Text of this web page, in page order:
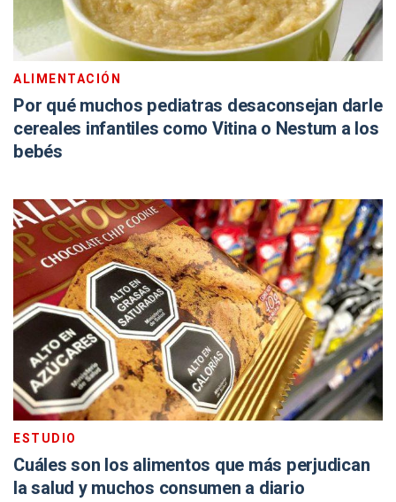
ALIMENTACIÓN
Por qué muchos pediatras desaconsejan darle
cereales infantiles como Vitina o Nestum a los
bebés
ESTUDIO
Cuáles son los alimentos que más perjudican
la salud y muchos consumen a diario